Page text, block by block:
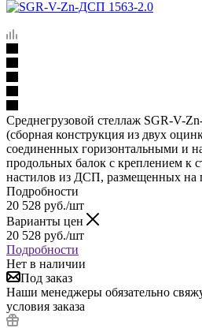
Среднегрузовой стеллаж SGR-V-
(сборная конструкция из двух
соединенных горизонтальными и
продольных балок с креплением к
настилов из ДСП, размещенных на
Подробности
20 528 руб./шт
Варианты цен
20 528 руб./шт
Подробности
Нет в наличии
Под заказ
Наши менеджеры обязательно
условия заказа